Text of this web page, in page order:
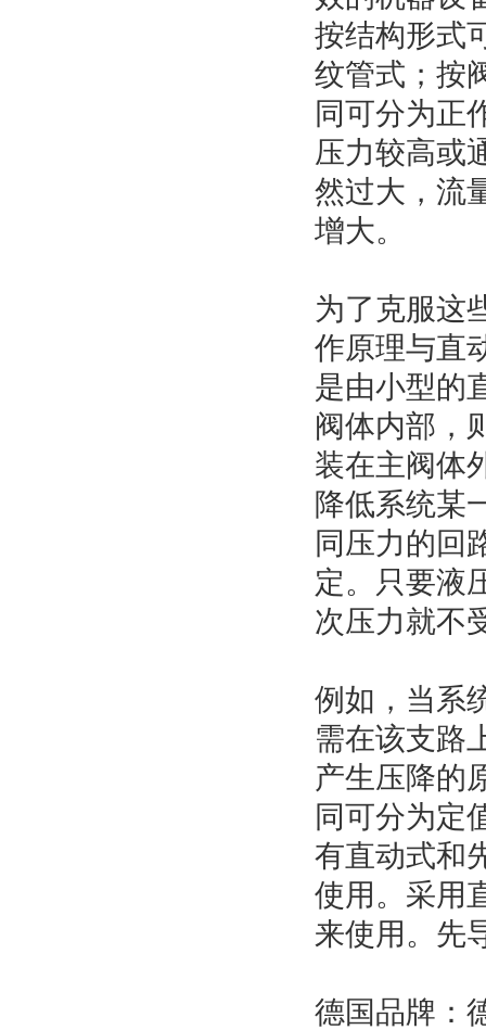
按结构形式
纹管式；按
同可分为正
压力较高或
然过大，流
增大。
为了克服这
作原理与直
是由小型的
阀体内部，
装在主阀体
降低系统某
同压力的回
定。只要液
次压力就不
例如，当系
需在该支路
产生压降的
同可分为定
有直动式和
使用。采用
来使用。先
德国品牌：